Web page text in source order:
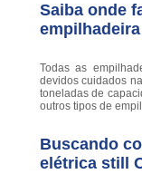
Saiba onde
Todas as
devidos cuidados
toneladas de
outros tipos de
Buscando
elétrica still